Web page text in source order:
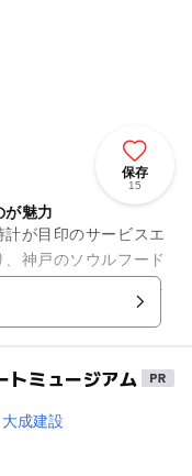
保存
15
が魅力
が目印のサービスエ
神戸のソウルフード
」など、豊富なご当
トミュージアム